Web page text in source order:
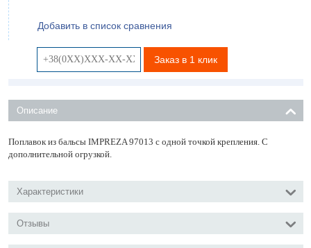
Добавить в список сравнения
Заказ в 1 клик
Описание
Поплавок из бальсы IMPREZA 97013 с одной точкой крепления. С
дополнительной огрузкой.
Характеристики
Отзывы